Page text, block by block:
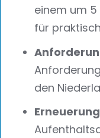
einem um
für
den